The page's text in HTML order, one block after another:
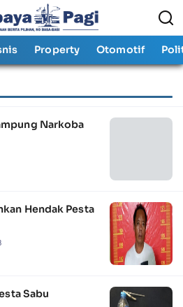
Property Otomotif
Narkoba
Hendak Pesta
Sabu